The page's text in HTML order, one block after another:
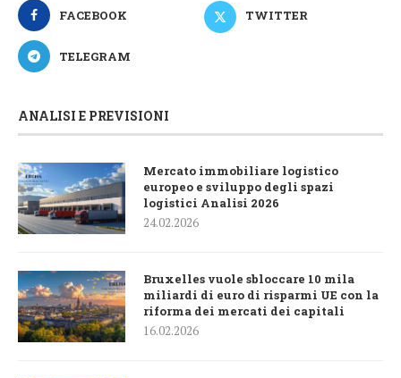
FACEBOOK TWITTER
TELEGRAM
ANALISI E PREVISIONI
Mercato immobiliare logistico
europeo e sviluppo degli spazi
logistici Analisi 2026
24.02.2026
Bruxelles vuole sbloccare 10 mila
miliardi di euro di risparmi UE con la
riforma dei mercati dei capitali
16.02.2026